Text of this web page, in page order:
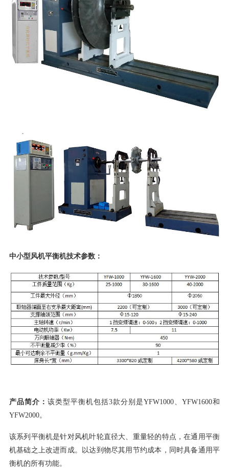
中小型风机平衡机技术参数：
产品简介： 该类型平衡机包括3款分别是YFW1000、YFW1600和
YFW2000。
该系列平衡机是针对风机叶轮直径大、重量轻的特点，在通用平衡
机基础之上改进而成。以达到物尽其用节约成本，同时具备通用平
衡机的所有功能。